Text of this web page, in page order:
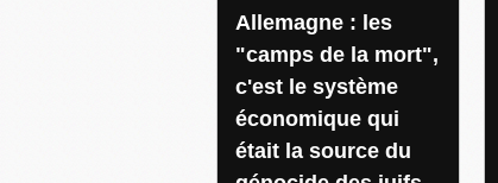
histoire
Allemagne : les
"camps de la mort",
c'est le système
économique qui
était la source du